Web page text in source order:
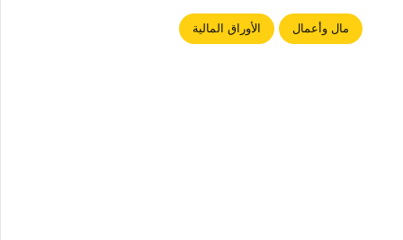
مال وأعمال الأوراق المالية